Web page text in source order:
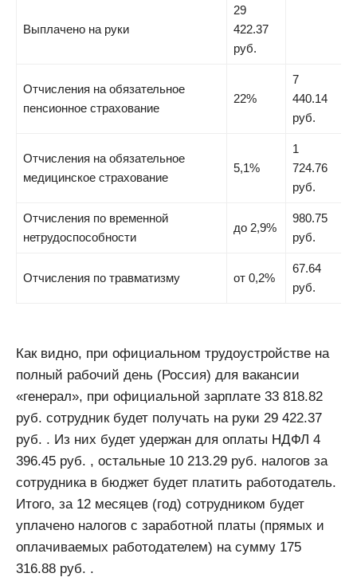
Выплачено на руки
29
422.37
руб.
Отчисления на обязательное
пенсионное страхование
22%
7
440.14
руб.
Отчисления на обязательное
медицинское страхование
5,1%
1
724.76
руб.
Отчисления по временной
нетрудоспособности
до 2,9%
980.75
руб.
Отчисления по травматизму от 0,2%
67.64
руб.
Как видно, при официальном трудоустройстве на
полный рабочий день (Россия) для вакансии
«генерал», при официальной зарплате 33 818.82
руб. сотрудник будет получать на руки 29 422.37
руб. . Из них будет удержан для оплаты НДФЛ 4
396.45 руб. , остальные 10 213.29 руб. налогов за
сотрудника в бюджет будет платить работодатель.
Итого, за 12 месяцев (год) сотрудником будет
уплачено налогов с заработной платы (прямых и
оплачиваемых работодателем) на сумму 175
316.88 руб. .